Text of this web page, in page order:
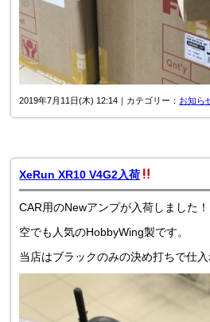
2019年7月11日(木) 12:14｜カテゴリー： お知ら
XeRun XR10 V4G2入荷
CAR用のNewアンプが入荷しました！
空でも人気のHobbyWing製です。
当店はブラックのみの決め打ちで仕入